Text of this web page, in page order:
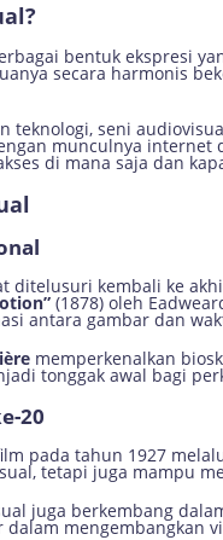
bentuk ekspresi
secara harmonis
teknologi, seni
munculnya
di mana saja dan
ditelusuri kembali ke
(1878) oleh
antara gambar dan
memperkenalkan
tonggak awal bagi
20
pada tahun 1927
tetapi juga mampu
juga berkembang
mengembangkan